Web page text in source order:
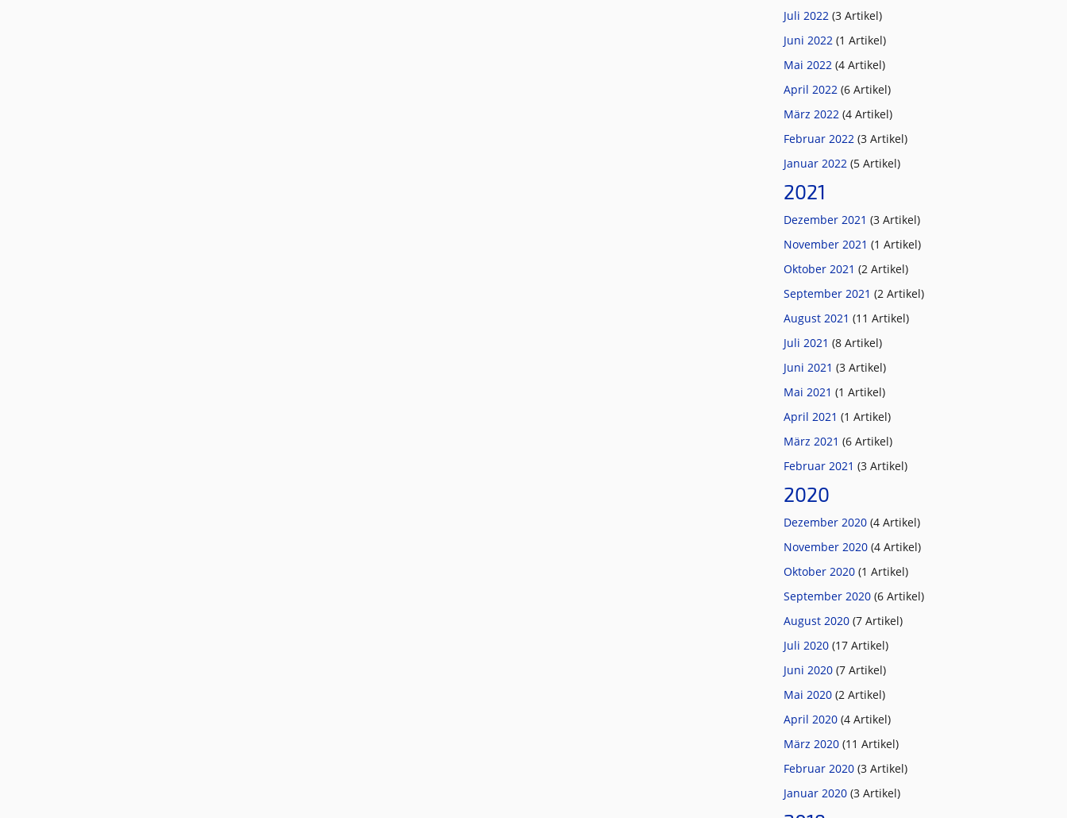
Juli 2022 (3 Artikel)
Juni 2022 (1 Artikel)
Mai 2022 (4 Artikel)
April 2022 (6 Artikel)
März 2022 (4 Artikel)
Februar 2022 (3 Artikel)
Januar 2022 (5 Artikel)
2021
Dezember 2021 (3 Artikel)
November 2021 (1 Artikel)
Oktober 2021 (2 Artikel)
September 2021 (2 Artikel)
August 2021 (11 Artikel)
Juli 2021 (8 Artikel)
Juni 2021 (3 Artikel)
Mai 2021 (1 Artikel)
April 2021 (1 Artikel)
März 2021 (6 Artikel)
Februar 2021 (3 Artikel)
2020
Dezember 2020 (4 Artikel)
November 2020 (4 Artikel)
Oktober 2020 (1 Artikel)
September 2020 (6 Artikel)
August 2020 (7 Artikel)
Juli 2020 (17 Artikel)
Juni 2020 (7 Artikel)
Mai 2020 (2 Artikel)
April 2020 (4 Artikel)
März 2020 (11 Artikel)
Februar 2020 (3 Artikel)
Januar 2020 (3 Artikel)